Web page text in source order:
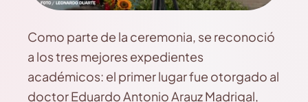
Como parte de la ceremonia, se reconoció
a los tres mejores expedientes
académicos: el primer lugar fue otorgado al
doctor Eduardo Antonio Arauz Madrigal,